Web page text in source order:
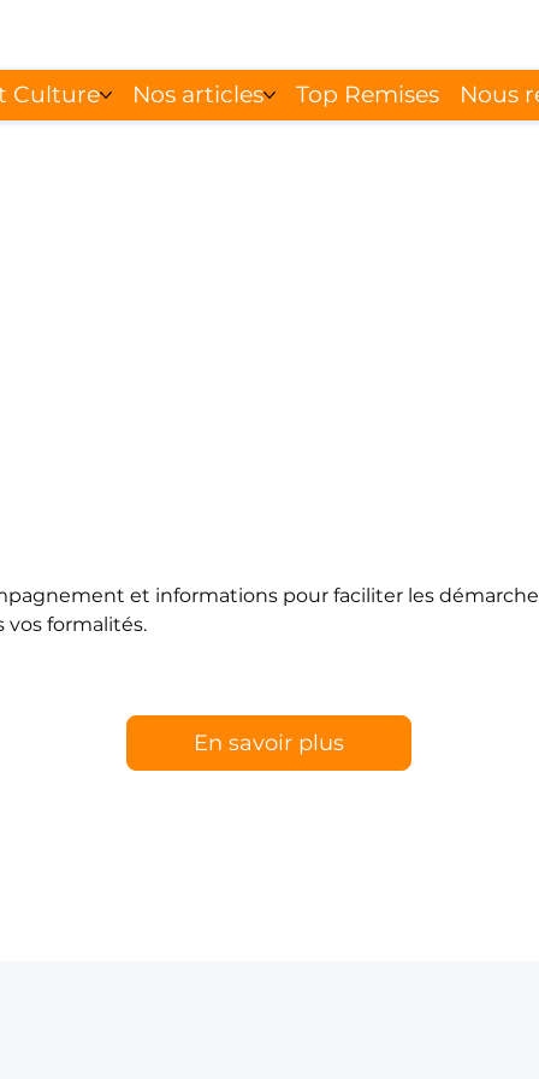
Culture Nos articles Top Remises Nous
et informations pour faciliter les
vos formalités.
En savoir plus